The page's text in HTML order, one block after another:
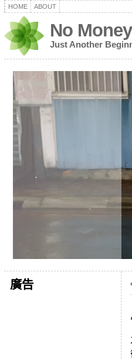
HOME ABOUT
No
Just Another
廣告